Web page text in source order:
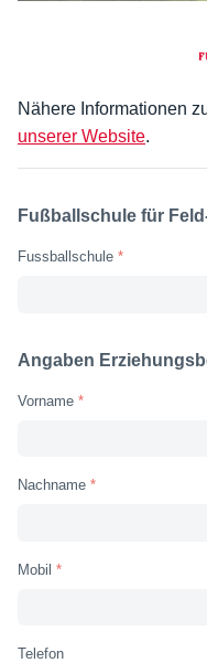
unserer Website.
Fußballschule für
Fussballschule
Angaben
Vorname
Nachname
Mobil
Telefon